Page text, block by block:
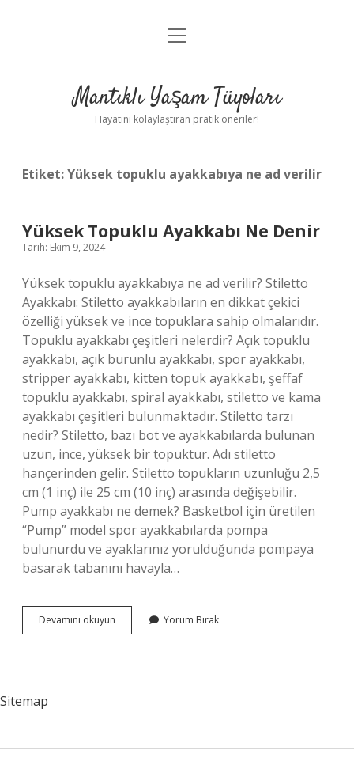
Anasayfa
Yasal Uyarı
menüyü
Mantıklı Yaşam Tüyoları
Hayatını kolaylaştıran pratik öneriler!
Etiket:Yüksek topuklu ayakkabıya ne ad verilir
Yüksek Topuklu Ayakkabı Ne Denir
Tarih: Ekim 9, 2024
Yüksek topuklu ayakkabıya ne ad verilir? Stiletto
Ayakkabı: Stiletto ayakkabıların en dikkat çekici
özelliği yüksek ve ince topuklara sahip olmalarıdır.
Topuklu ayakkabı çeşitleri nelerdir? Açık topuklu
ayakkabı, açık burunlu ayakkabı, spor ayakkabı,
stripper ayakkabı, kitten topuk ayakkabı, şeffaf
topuklu ayakkabı, spiral ayakkabı, stiletto ve kama
ayakkabı çeşitleri bulunmaktadır. Stiletto tarzı
nedir? Stiletto, bazı bot ve ayakkabılarda bulunan
uzun, ince, yüksek bir topuktur. Adı stiletto
hançerinden gelir. Stiletto topukların uzunluğu 2,5
cm (1 inç) ile 25 cm (10 inç) arasında değişebilir.
Pump ayakkabı ne demek? Basketbol için üretilen
“Pump” model spor ayakkabılarda pompa
bulunurdu ve ayaklarınız yorulduğunda pompaya
basarak tabanını havayla…
Devamını okuyun
Topuklu
Yorum Bırak
Sitemap